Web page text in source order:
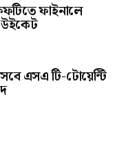
ফাইনালে
উইকেট
এসএ টি-টোয়েন্টি